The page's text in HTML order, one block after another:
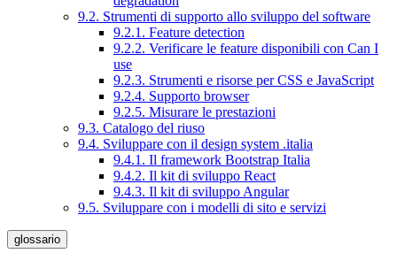
9.2. Strumenti di supporto allo sviluppo del software
9.2.1. Feature detection
9.2.2. Verificare le feature disponibili con Can I
use
9.2.3. Strumenti e risorse per CSS e JavaScript
9.2.4. Supporto browser
9.2.5. Misurare le prestazioni
9.3. Catalogo del riuso
9.4. Sviluppare con il design system .italia
9.4.1. Il framework Bootstrap Italia
9.4.2. Il kit di sviluppo React
9.4.3. Il kit di sviluppo Angular
9.5. Sviluppare con i modelli di sito e servizi
glossario